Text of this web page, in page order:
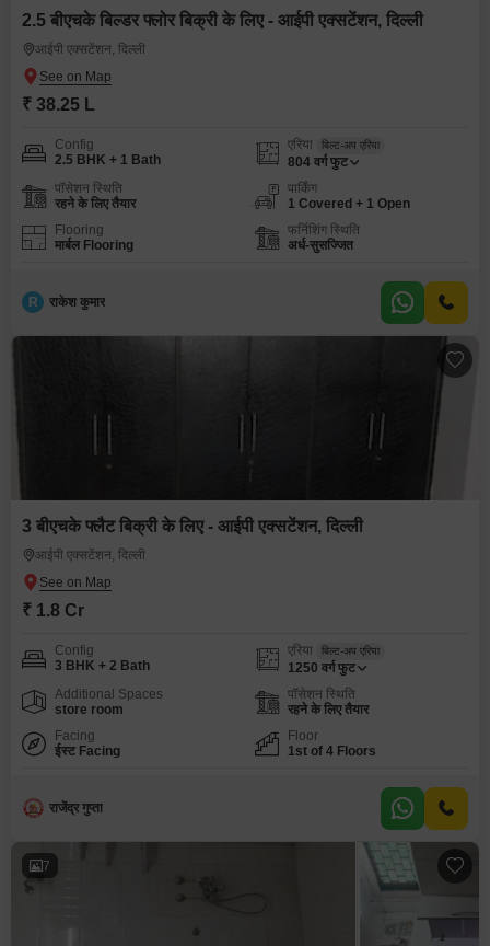
2.5 बीएचके बिल्डर फ्लोर बिक्री के लिए - आईपी एक्सटेंशन, दिल्ली
आईपी एक्सटेंशन, दिल्ली
₹ 38.25 L
Config
2.5 BHK + 1 Bath
एरिया बिल्ट-अप एरिया
804 वर्ग फुट
पॉसेशन स्थिति
रहने के लिए तैयार
पार्किंग
1 Covered + 1 Open
Flooring
मार्बल Flooring
फर्निशिंग स्थिति
अर्ध-सुसज्जित
R राकेश कुमार
3 बीएचके फ्लैट बिक्री के लिए - आईपी एक्सटेंशन, दिल्ली
आईपी एक्सटेंशन, दिल्ली
₹ 1.8 Cr
Config
3 BHK + 2 Bath
एरिया बिल्ट-अप एरिया
1250 वर्ग फुट
Additional Spaces
store room
पॉसेशन स्थिति
रहने के लिए तैयार
Facing
ईस्ट Facing
Floor
1st of 4 Floors
राजेंद्र गुप्ता
7